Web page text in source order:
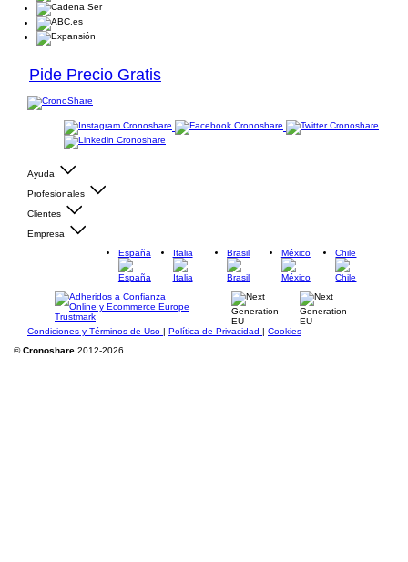
Pide Precio Gratis
Ayuda
Profesionales
Clientes
Empresa
España
Italia Brasil México Chile
Condiciones y Términos de Uso | Política de Privacidad | Cookies
©Cronoshare 2012-2026